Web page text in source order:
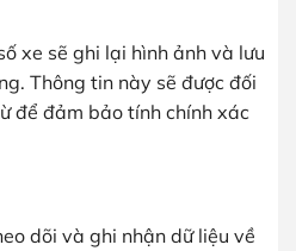
xe sẽ ghi lại hình ảnh và lưu
Thông tin này sẽ được đối
để đảm bảo tính chính xác
dõi và ghi nhận dữ liệu về